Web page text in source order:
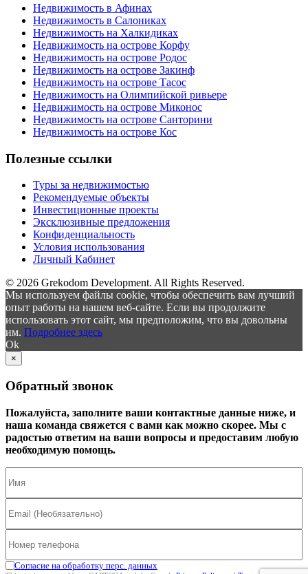
Недвижимость в Афинах
Недвижимость в Салониках
Недвижимость на Халкидиках
Недвижимость на острове Корфу
Недвижимость на острове Родос
Недвижимость на острове Закинф
Недвижимость на острове Тасос
Недвижимость на Олимпийской ривьере
Недвижимость на острове Миконос
Недвижимость на острове Санторини
Недвижимость на острове Кос
Полезные ссылки
Туры за недвижимостью
Рекомендуемые объекты
Инвестиционные проекты
Эксклюзивные предложения
Конфиденциальность
Условия использования
Личный Кабинет
© 2026 Grekodom Development. All Rights Reserved.
Мы используем файлы cookie, чтобы обеспечить вам лучший
опыт работы на нашем веб-сайте. Если вы продолжите
использовать этот сайт, мы предположим, что вы довольны
им. Подробнее здесь
Ok
×
Обратный звонок
Пожалуйста, заполните ваши контактные данные ниже, и
наша команда свяжется с вами как можно скорее. Мы с
радостью ответим на ваши вопросы и предоставим любую
необходимую помощь.
Согласие на обработку перс. данных